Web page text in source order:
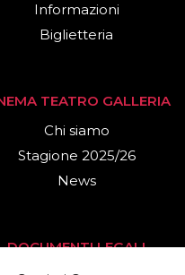
Informazioni
Biglietteria
TEATRO GALLERIA
Chi siamo
Stagione 2025/26
News
DOCUMENTI LEGALI